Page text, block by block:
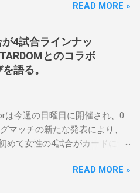
ーばかりです。私は彼らを私
考えている」。 スケバンの最
末に行われました。日本の女
グがロサンゼルスでデビュー
ドが YouTube で公開されてい
クラッシュ・ユウ選手を相手
に成功しました。 「スケバン
限の可能性を感じます。若く
まで行くのか、コミッショナ
になりました。この試合は木
表されました。アテナは5月か
ており、リング上での欠場は
負傷が原因とされています。
ピオンは5月の最後の試合で怪
みましたが、それはストーリ
トルを防衛します。PPVでレッ
を相手にROH Women's TV 王
います。 木曜日の放送では、
Proving Groundの試合でウィー
READ MORE »
4試合ラインナッ
とのコラボ
語る。
は今週の日曜日に開催され、0
マッチの新たな発表により、
めて女性の4試合がカードに含
アとの電話会議で、AEWのト
READ MORE »